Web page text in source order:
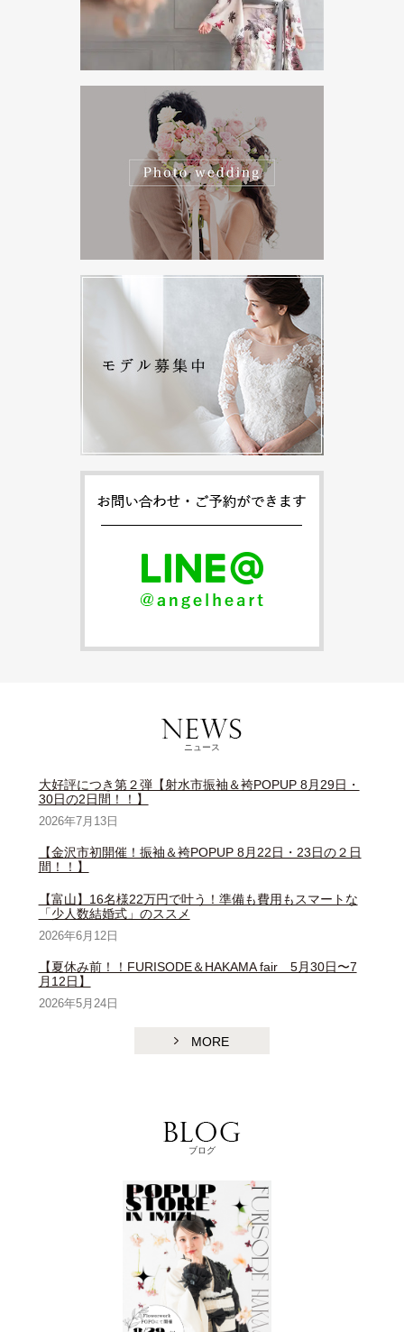
ニュース
大好評につき第２弾【射水市振袖＆袴POPUP 8月29日・
30日の2日間！！】
2026年7月13日
【金沢市初開催！振袖＆袴POPUP 8月22日・23日の２日
間！！】
【富山】16名様22万円で叶う！準備も費用もスマートな
「少人数結婚式」のススメ
2026年6月12日
【夏休み前！！FURISODE＆HAKAMA fair 5月30日〜7
月12日】
2026年5月24日
MORE
ブログ